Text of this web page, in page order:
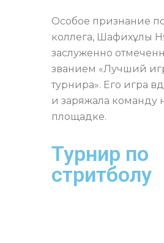
На площадке все
жизни: поддержка,
уверенность друг в
Особое признание
коллега, Шафихұлы
заслуженно
турнира». Его игра
и заряжала команду
площадке.